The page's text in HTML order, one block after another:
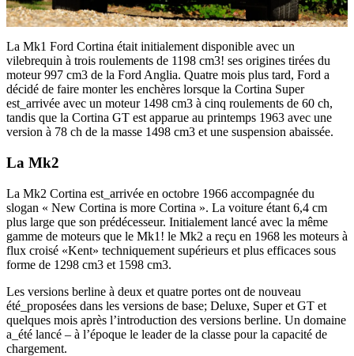
La Mk1 Ford Cortina était initialement disponible avec un
vilebrequin à trois roulements de 1198 cm3! ses origines tirées du
moteur 997 cm3 de la Ford Anglia. Quatre mois plus tard, Ford a
décidé de faire monter les enchères lorsque la Cortina Super
est_arrivée avec un moteur 1498 cm3 à cinq roulements de 60 ch,
tandis que la Cortina GT est apparue au printemps 1963 avec une
version à 78 ch de la masse 1498 cm3 et une suspension abaissée.
La Mk2
La Mk2 Cortina est_arrivée en octobre 1966 accompagnée du
slogan « New Cortina is more Cortina ». La voiture étant 6,4 cm
plus large que son prédécesseur. Initialement lancé avec la même
gamme de moteurs que le Mk1! le Mk2 a reçu en 1968 les moteurs à
flux croisé «Kent» techniquement supérieurs et plus efficaces sous
forme de 1298 cm3 et 1598 cm3.
Les versions berline à deux et quatre portes ont de nouveau
été_proposées dans les versions de base; Deluxe, Super et GT et
quelques mois après l’introduction des versions berline. Un domaine
a_été lancé – à l’époque le leader de la classe pour la capacité de
chargement.